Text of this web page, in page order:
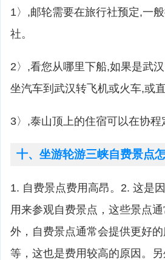
1〉,邮轮需要在旅行社预定,一
社。
2〉,看您从哪里下船,如果是武
坐汽车到武汉转飞机或火车,或
3〉,泰山顶上的住宿可以在协程
十、坐游轮游三峡自费景点
1. 自费景点费用高昂。2. 这是
用来参观自费景点，这些景点
外，自费景点通常会提供更好
等，这也是费用较高的原因。